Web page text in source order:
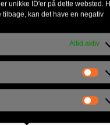
unikke ID'er på dette websted.
kan det have en negativ
Altid aktiv
tale om
“søgende”
kirkesamfund